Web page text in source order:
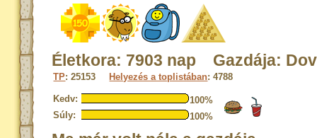
Életkora: 7903 nap Gazdája:
TP: 25153 Helyezés a toplistában: 4788
Kedv:
100%
Súly:
100%